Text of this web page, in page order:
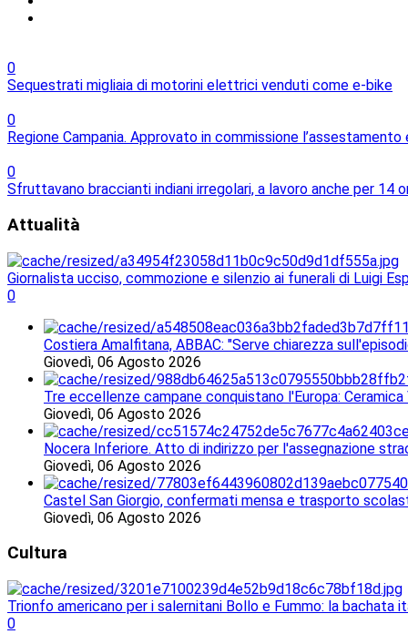
0
Sequestrati migliaia di motorini elettrici venduti come e-bike
0
Regione Campania. Approvato in commissione
0
Sfruttavano braccianti indiani irregolari, a lavoro anche per 14
Attualità
Giornalista ucciso, commozione e silenzio ai funerali di Luigi
0
Costiera Amalfitana, ABBAC: "Serve chiarezza
Giovedì, 06 Agosto 2026
Tre eccellenze campane conquistano l'Europa:
Giovedì, 06 Agosto 2026
Nocera Inferiore. Atto di indirizzo per l'assegnazione
Giovedì, 06 Agosto 2026
Castel San Giorgio, confermati mensa e trasporto
Giovedì, 06 Agosto 2026
Cultura
Trionfo americano per i salernitani Bollo e Fummo: la bachata
0